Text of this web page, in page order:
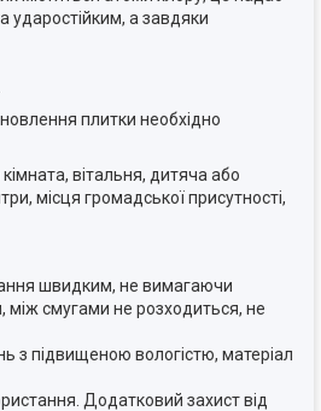
ударостійким, а завдяки
плитки необхідно
вітальня, дитяча або
місця громадської присутності,
швидким, не вимагаючи
між смугами не розходиться, не
з підвищеною вологістю, матеріал
Додатковий захист від